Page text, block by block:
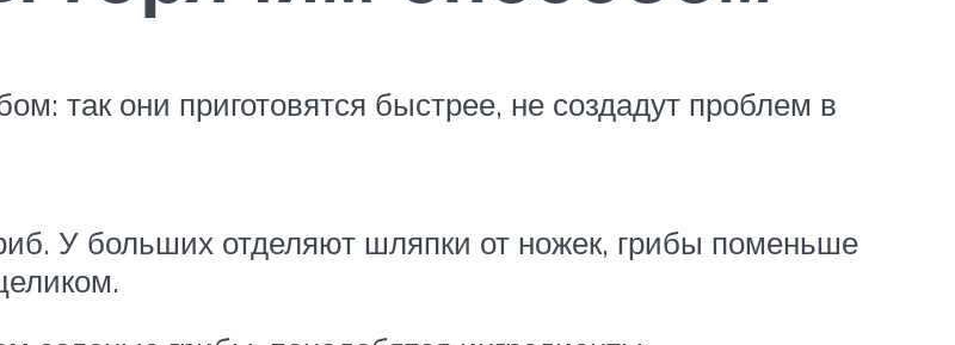
так они приготовятся быстрее, не создадут проблем в
У больших отделяют шляпки от ножек, грибы поменьше